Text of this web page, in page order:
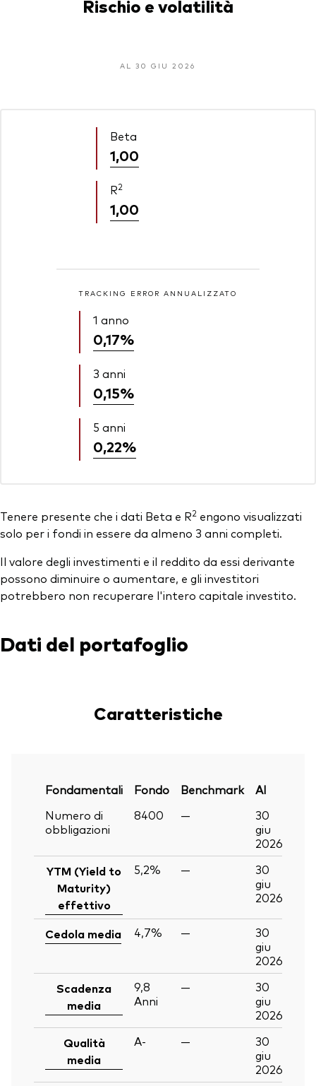
Rischio e volatilità
AL 30 GIU 2026
Beta
1,00
R2
1,00
TRACKING ERROR ANNUALIZZATO
1 anno
0,17%
3 anni
0,15%
5 anni
0,22%
Tenere presente che i dati Beta e R2 engono visualizzati
solo per i fondi in essere da almeno 3 anni completi.
Il valore degli investimenti e il reddito da essi derivante
possono diminuire o aumentare, e gli investitori
potrebbero non recuperare l'intero capitale investito.
Dati del portafoglio
Caratteristiche
Fondamentali Fondo Benchmark
Al
Numero di
obbligazioni
8400 —
30
giu
2026
YTM (Yield to
Maturity)
effettivo
5,2% —
30
giu
2026
Cedola media 4,7% —
30
giu
2026
Scadenza
media
9,8
Anni
—
30
giu
2026
Qualità
media
A- —
30
giu
2026